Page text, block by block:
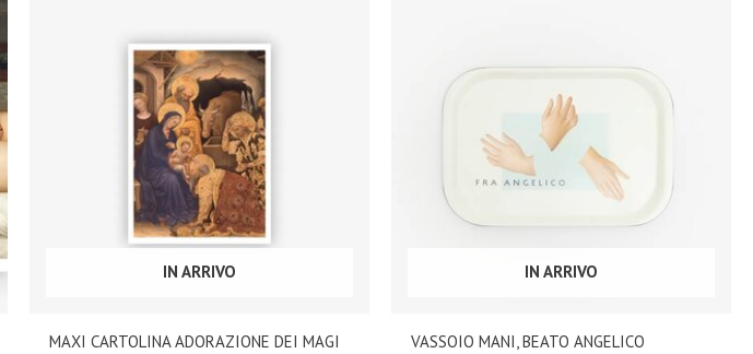
IN ARRIVO
MAXI CARTOLINA ADORAZIONE DEI MAGI
IN ARRIVO
VASSOIO MANI, BEATO ANGELICO